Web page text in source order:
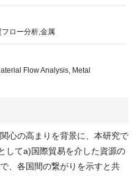
ロー分析,金属
Flow Analysis, Metal
心の高まりを背景に、本研究で
してa)国際貿易を介した資源の
、各国間の繋がりを示すと共